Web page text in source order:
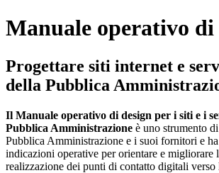
Manuale operativo di
Progettare siti internet e
della Pubblica
Il Manuale operativo di design per i siti e i
Pubblica Amministrazione è uno strumento
Pubblica Amministrazione e i suoi fornitori e
indicazioni operative per orientare e migliorare
realizzazione dei punti di contatto digitali verso